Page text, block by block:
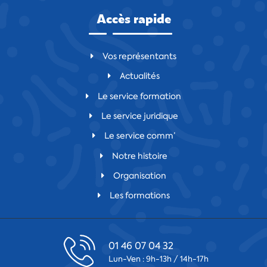
Accès rapide
Vos représentants
Actualités
Le service formation
Le service juridique
Le service comm’
Notre histoire
Organisation
Les formations
01 46 07 04 32
Lun-Ven : 9h-13h / 14h-17h